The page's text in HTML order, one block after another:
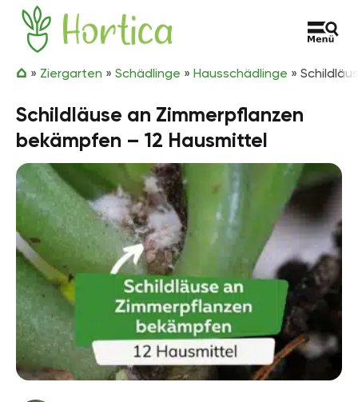
Zum Inhalt springen
Hortica
» Ziergarten » Schädlinge » Hausschädlinge »
Schildläuse an Zimmerpflanzen
bekämpfen – 12 Hausmittel